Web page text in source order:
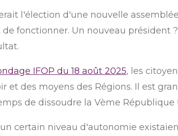
l'élection d'une nouvelle
fonctionner. Un nouveau président
IFOP du 18 août 2025, les
et des moyens des Régions. Il est
de dissoudre la Vème République !
certain niveau d'autonomie